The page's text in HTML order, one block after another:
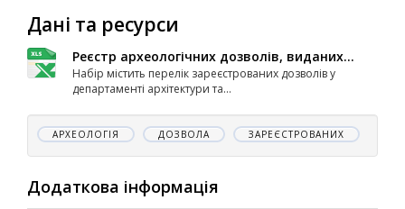
Дані та ресурси
Реєстр археологічних дозволів, виданих...
Набір містить перелік зареєстрованих дозволів у
департаменті архітектури та...
АРХЕОЛОГІЯ ДОЗВОЛА ЗАРЕЄСТРОВАНИХ
Додаткова інформація